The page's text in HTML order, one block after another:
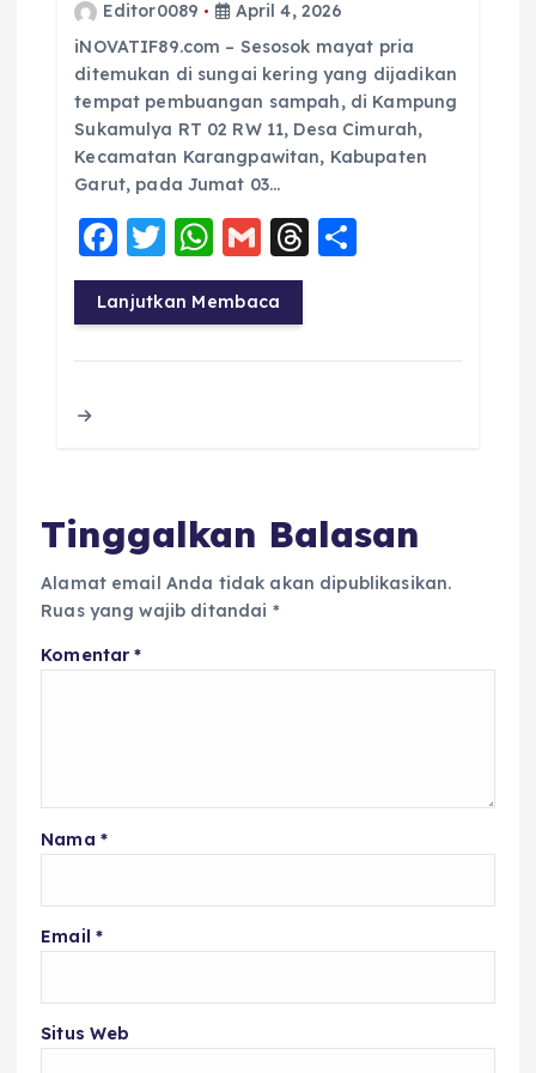
Editor0089
April 4, 2026
iNOVATIF89.com – Sesosok mayat pria
ditemukan di sungai kering yang dijadikan
tempat pembuangan sampah, di Kampung
Sukamulya RT 02 RW 11, Desa Cimurah,
Kecamatan Karangpawitan, Kabupaten
Garut, pada Jumat 03…
F
a
c
e
T
w
it
te
W
h
a
ts
G
m
ai
l
T
a re
Lanjutkan Membaca
Tinggalkan Balasan
Alamat email Anda tidak akan dipublikasikan.
Ruas yang wajib ditandai *
Komentar*
Nama *
Email *
Situs Web